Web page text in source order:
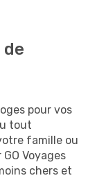
pour vos
tout
famille ou
Voyages
chers et